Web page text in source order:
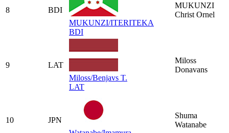
8
BDI
MUKUNZI/ITERITEKA
BDI
MUKUNZI
Christ Ornel
9
LAT
Miloss/Benjavs T.
LAT
Miloss
Donavans
10
JPN
Shuma
Watanabe